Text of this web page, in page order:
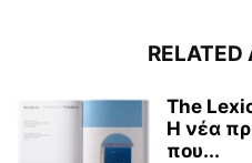
RELATED
The
Η νέα
που...